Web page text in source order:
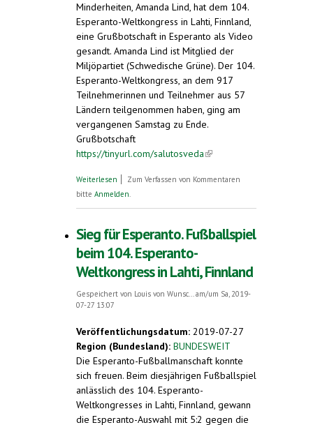
Minderheiten, Amanda Lind, hat dem 104.
Esperanto-Weltkongress in Lahti, Finnland,
eine Grußbotschaft in Esperanto als Video
gesandt. Amanda Lind ist Mitglied der
Miljöpartiet (Schwedische Grüne). Der 104.
Esperanto-Weltkongress, an dem 917
Teilnehmerinnen und Teilnehmer aus 57
Ländern teilgenommen haben, ging am
vergangenen Samstag zu Ende.
Grußbotschaft
https://tinyurl.com/salutosveda(link is
Weiterlesen über Schwedische Kulturministerin
Esperanto-Weltkongress
Zum Verfassen von Kommentaren
bitte Anmelden.
Sieg für Esperanto. Fußballspiel
beim 104. Esperanto-
Weltkongress in Lahti, Finnland
Gespeichert von Louis von Wunsc...am/um Sa, 2019-
07-27 13:07
Veröffentlichungsdatum: 2019-07-27
Region (Bundesland): BUNDESWEIT
Die Esperanto-Fußballmanschaft konnte
sich freuen. Beim diesjährigen Fußballspiel
anlässlich des 104. Esperanto-
Weltkongresses in Lahti, Finnland, gewann
die Esperanto-Auswahl mit 5:2 gegen die